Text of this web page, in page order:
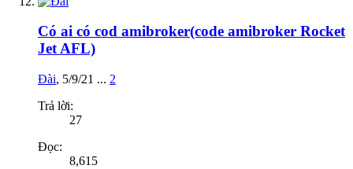
Có ai có cod amibroker(code amibroker Rocket
Jet AFL)
Đài, 5/9/21 ... 2
Trả lời:
27
Đọc:
8,615